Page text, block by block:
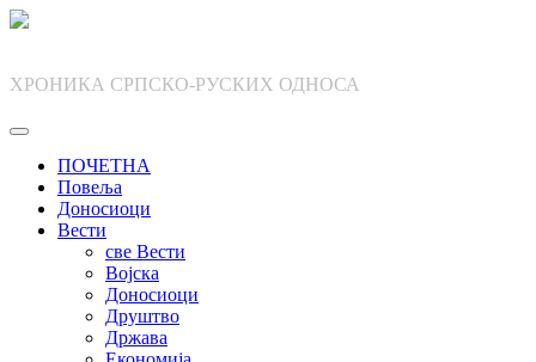
Skip
ХРОНИКА СРПСКО-РУСКИХ ОДНОСА
ПОЧЕТНА
Повеља
Доносиоци
Вести
све Вести
Војска
Доносиоци
Друштво
Држава